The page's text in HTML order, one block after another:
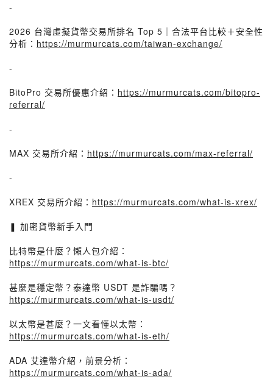
-
2026 台灣虛擬貨幣交易所排名 Top 5｜合法平台比較＋安全性
分析： https://murmurcats.com/taiwan-exchange/
-
BitoPro 交易所優惠介紹： https://murmurcats.com/bitopro-
referral/
-
MAX 交易所介紹： https://murmurcats.com/max-referral/
-
XREX 交易所介紹： https://murmurcats.com/what-is-xrex/
❚ 加密貨幣新手入門
比特幣是什麼？懶人包介紹：
https://murmurcats.com/what-is-btc/
甚麼是穩定幣？泰達幣 USDT 是詐騙嗎？
https://murmurcats.com/what-is-usdt/
以太幣是甚麼？一文看懂以太幣：
https://murmurcats.com/what-is-eth/
ADA 艾達幣介紹，前景分析：
https://murmurcats.com/what-is-ada/